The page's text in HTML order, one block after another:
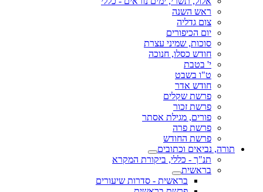
ראש השנה
צום גדליה
יום הכיפורים
סוכות, שמיני עצרת
חודש כסלו, חנוכה
י' בטבת
ט"ו בשבט
חודש אדר
פרשת שקלים
פרשת זכור
פורים, מגילת אסתר
פרשת פרה
פרשת החודש
תורה, נביאים וכתובים
תנ"ך - כללי, ביקורת המקרא
בראשית
בראשית - סדרות שיעורים